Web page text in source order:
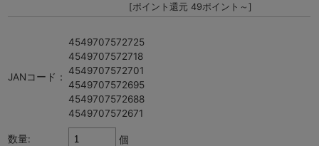
[ポイント還元 49ポイント～]
JANコード：
4549707572725
4549707572718
4549707572701
4549707572695
4549707572688
4549707572671
数量: 個